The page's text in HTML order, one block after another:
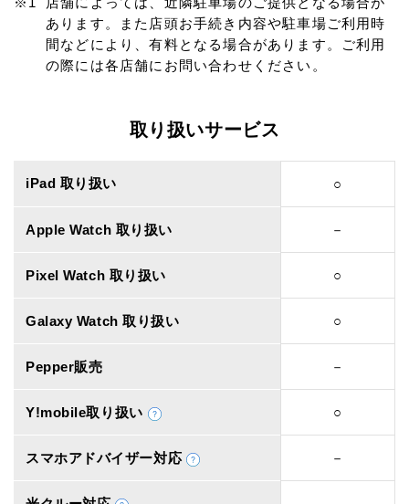
あります。また店頭お手続き内容や駐車場ご利用時
間などにより、有料となる場合があります。ご利用
の際には各店舗にお問い合わせください。
取り扱いサービス
iPad 取り扱い ○
Apple Watch 取り扱い －
Pixel Watch 取り扱い ○
Galaxy Watch 取り扱い ○
Pepper販売 －
Y!mobile取り扱い ○
スマホアドバイザー対応 －